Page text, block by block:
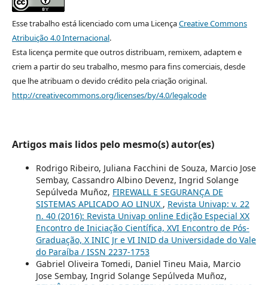
Esse trabalho está licenciado com uma LicençaCreative Commons
Atribuição 4.0 Internacional.
Esta licença permite que outros distribuam, remixem, adaptem e
criem a partir do seu trabalho, mesmo para fins comerciais, desde
que lhe atribuam o devido crédito pela criação original.
http://creativecommons.org/licenses/by/4.0/legalcode
Artigos mais lidos pelo mesmo(s) autor(es)
Rodrigo Ribeiro, Juliana Facchini de Souza, Marcio Jose
Sembay, Cassandro Albino Devenz, Ingrid Solange
Sepúlveda Muñoz, FIREWALL E SEGURANÇA DE
SISTEMAS APLICADO AO LINUX , Revista Univap: v. 22
n. 40 (2016): Revista Univap online Edição Especial XX
Encontro de Iniciação Científica, XVI Encontro de Pós-
Graduação, X INIC Jr e VI INID da Universidade do Vale
do Paraíba / ISSN 2237-1753
Gabriel Oliveira Tomedi, Daniel Tineu Maia, Marcio
Jose Sembay, Ingrid Solange Sepúlveda Muñoz,